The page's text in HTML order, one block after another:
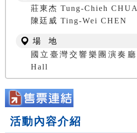
莊東杰 Tung-Chieh
陳廷威 Ting-Wei CHEN
場 地
國立臺灣交響樂團演奏
Hall
活動內容介紹